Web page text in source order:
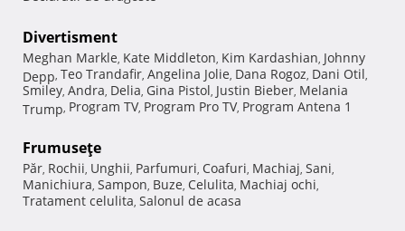
Divertisment
Meghan Markle, Kate Middleton, Kim Kardashian, Johnny
Depp, Teo Trandafir, Angelina Jolie, Dana Rogoz, Dani Otil,
Smiley, Andra, Delia, Gina Pistol, Justin Bieber, Melania
Trump, Program TV, Program Pro TV, Program Antena 1
Frumuseţe
Păr, Rochii, Unghii, Parfumuri, Coafuri, Machiaj, Sani,
Manichiura, Sampon, Buze, Celulita, Machiaj ochi,
Tratament celulita, Salonul de acasa